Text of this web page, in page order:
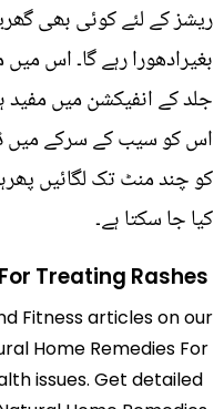
ریشز کے لئے کوئی بھی
بغیرادھورا رہے گا۔ اس
جلد کے انفیکشن میں مفید
اس کو سیب کے سرکے میں
کو چند منٹ تک لگائیں
کیا جا سکتا ہے۔
Treating Rashes
Fitness articles on our
Home Remedies For
issues. Get detailed